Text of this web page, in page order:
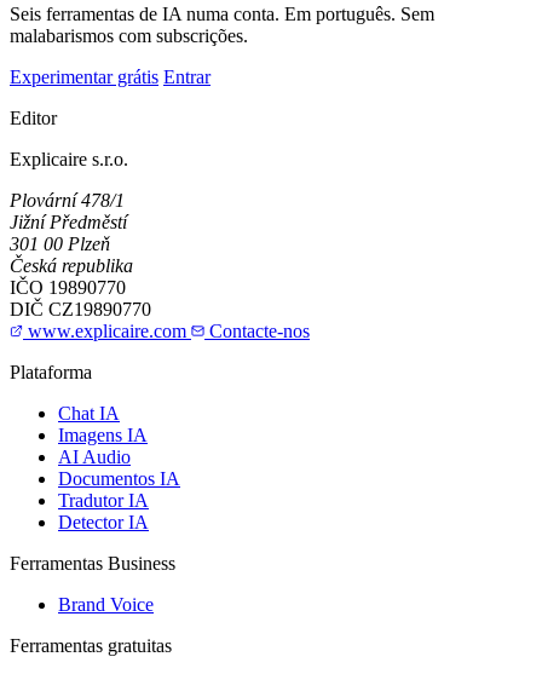
Seis ferramentas de IA numa conta. Em português. Sem
malabarismos com subscrições.
Experimentar grátis Entrar
Editor
Explicaire s.r.o.
Plovární 478/1
Jižní Předměstí
301 00 Plzeň
Česká republika
IČO 19890770
DIČ CZ19890770
www.explicaire.com
Contacte-nos
Plataforma
Chat IA
Imagens IA
AI Audio
Documentos IA
Tradutor IA
Detector IA
Ferramentas Business
Brand Voice
Ferramentas gratuitas